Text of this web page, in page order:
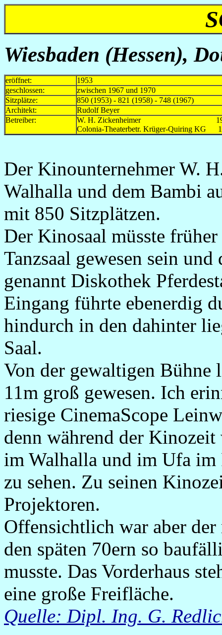
Wiesbaden (Hessen),
eröffnet:
1953
geschlossen:
zwischen 1967 und 1970
Sitzplätze:
850 (1953) - 821 (1958) - 748 (1967)
Architekt:
Rudolf Beyer
Betreiber:
W. H. Zickenheimer
Colonia-Theaterbetr. Krüger-Quiring KG
Der Kinounternehmer W.
Walhalla und dem Bambi
mit 850 Sitzplätzen.
Der Kinosaal müsste
Tanzsaal gewesen sein
genannt Diskothek
Eingang führte ebenerdig
hindurch in den dahinter
Saal.
Von der gewaltigen Bühne
11m groß gewesen. Ich
riesige CinemaScope
denn während der
im Walhalla und im Ufa
zu sehen. Zu seinen
Projektoren.
Offensichtlich war aber
den späten 70ern so
musste. Das Vorderhaus
eine große Freifläche.
Quelle: Dipl. Ing. G.